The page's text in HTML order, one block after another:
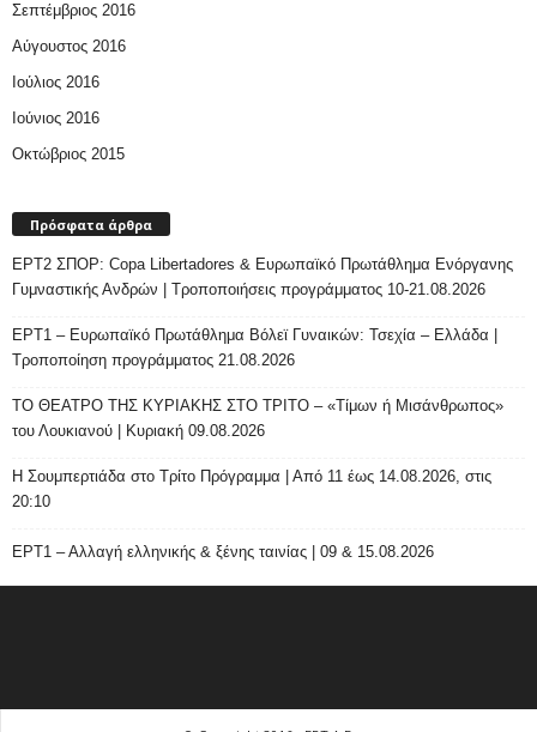
Σεπτέμβριος 2016
Αύγουστος 2016
Ιούλιος 2016
Ιούνιος 2016
Οκτώβριος 2015
Πρόσφατα άρθρα
ΕΡΤ2 ΣΠΟΡ: Copa Libertadores & Ευρωπαϊκό Πρωτάθλημα Ενόργανης
Γυμναστικής Ανδρών | Τροποποιήσεις προγράμματος 10-21.08.2026
ΕΡΤ1 – Ευρωπαϊκό Πρωτάθλημα Βόλεϊ Γυναικών: Τσεχία – Ελλάδα |
Τροποποίηση προγράμματος 21.08.2026
ΤΟ ΘΕΑΤΡΟ ΤΗΣ ΚΥΡΙΑΚΗΣ ΣΤΟ ΤΡΙΤΟ – «Τίμων ή Μισάνθρωπος»
του Λουκιανού | Κυριακή 09.08.2026
H Σουμπερτιάδα στο Τρίτο Πρόγραμμα | Από 11 έως 14.08.2026, στις
20:10
ΕΡΤ1 – Αλλαγή ελληνικής & ξένης ταινίας | 09 & 15.08.2026